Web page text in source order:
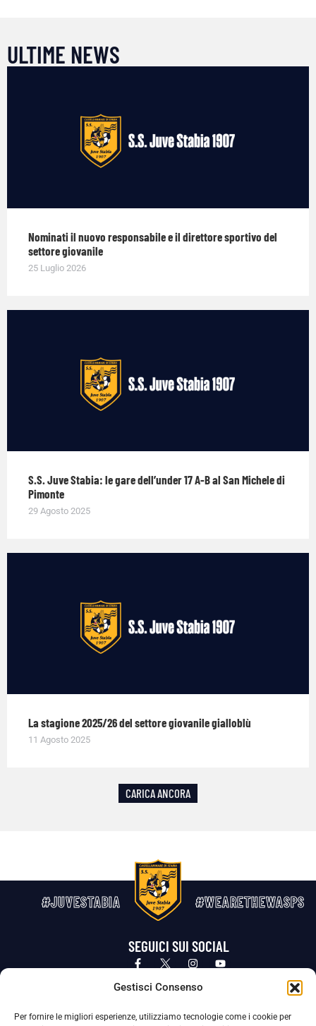
Gestisci Consenso
Per fornire le migliori esperienze, utilizziamo tecnologie come i cookie per
ULTIME NEWS
Nominati il nuovo responsabile e il direttore sportivo del
settore giovanile
25 Luglio 2026
S.S. Juve Stabia: le gare dell’under 17 A-B al San Michele di
Pimonte
29 Agosto 2025
La stagione 2025/26 del settore giovanile gialloblù
11 Agosto 2025
CARICA ANCORA
#JUVESTABIA #WEARETHEWASPS
SEGUICI SUI SOCIAL
Privacy Policy Cookie Policy
La Società ha nominato il Responsabile della Protezione dei Dati Personali (DPO), figura specializzata che vigila sulle modalità